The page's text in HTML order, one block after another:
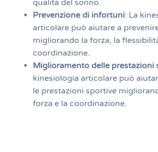
qualità del sonno.
Prevenzione di infortuni: La
articolare può aiutare a
migliorando la forza, la
coordinazione.
Miglioramento delle prestazioni
kinesiologia articolare può
le prestazioni sportive
forza e la coordinazione.